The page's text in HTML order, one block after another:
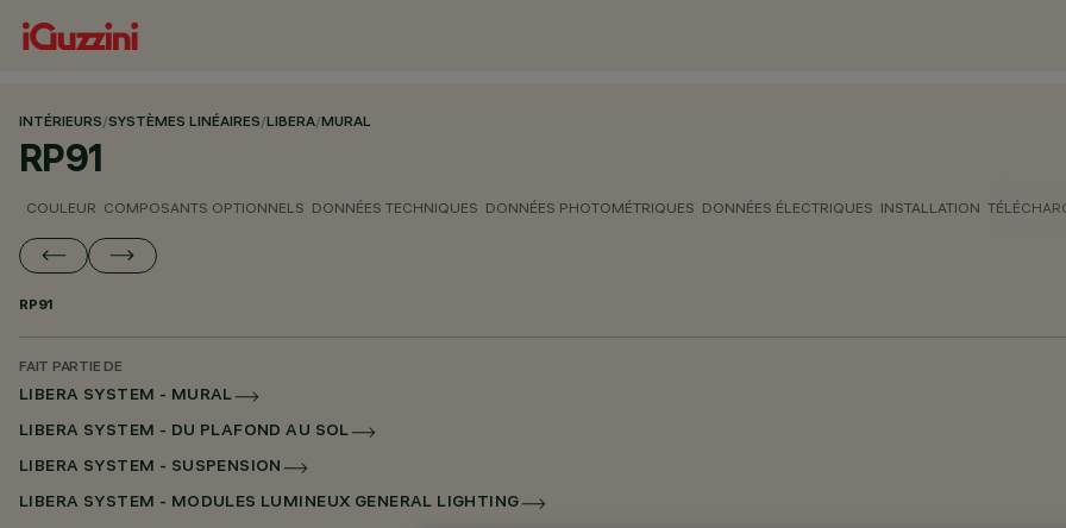
INTÉRIEURS/SYSTÈMES LINÉAIRES/LIBERA/MURAL
RP91
COULEUR COMPOSANTS OPTIONNELS DONNÉES TECHNIQUES DONNÉES PHOTOMÉTRIQUES DONNÉES ÉLECTRIQUES INSTALLATION
RP91
FAIT PARTIE DE
LIBERA SYSTEM - MURAL
LIBERA SYSTEM - DU PLAFOND AU SOL
LIBERA SYSTEM - SUSPENSION
LIBERA SYSTEM - MODULES LUMINEUX GENERAL LIGHTING